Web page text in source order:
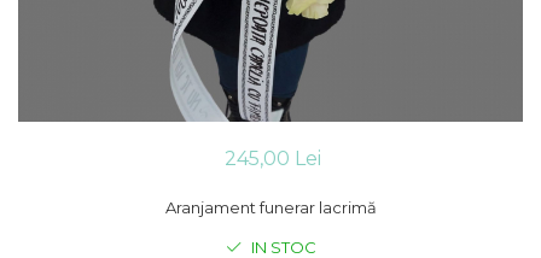
245,00 Lei
Aranjament funerar lacrimă
IN STOC